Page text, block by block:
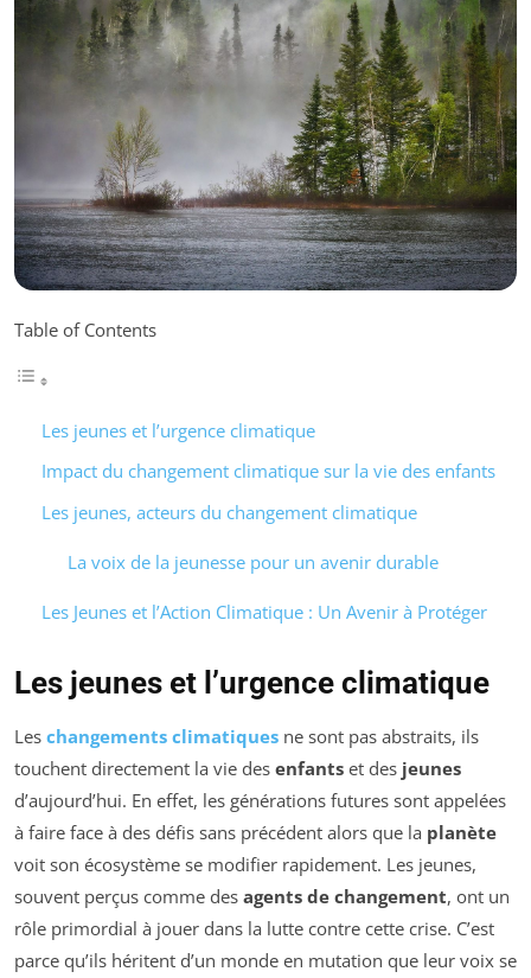
Table of Contents
Les jeunes et l’urgence climatique
Impact du changement climatique sur la vie des enfants
Les jeunes, acteurs du changement climatique
La voix de la jeunesse pour un avenir durable
Les Jeunes et l’Action Climatique : Un Avenir à Protéger
Les jeunes et l’urgence climatique
Les changements climatiques ne sont pas abstraits, ils
touchent directement la vie des enfants et des jeunes
d’aujourd’hui. En effet, les générations futures sont appelées
à faire face à des défis sans précédent alors que la planète
voit son écosystème se modifier rapidement. Les jeunes,
souvent perçus comme des agents de changement, ont un
rôle primordial à jouer dans la lutte contre cette crise. C’est
parce qu’ils héritent d’un monde en mutation que leur voix se